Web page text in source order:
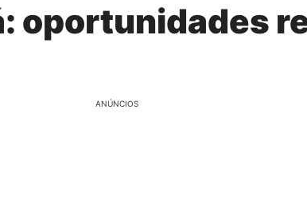
oportunidades
ANÚNCIOS